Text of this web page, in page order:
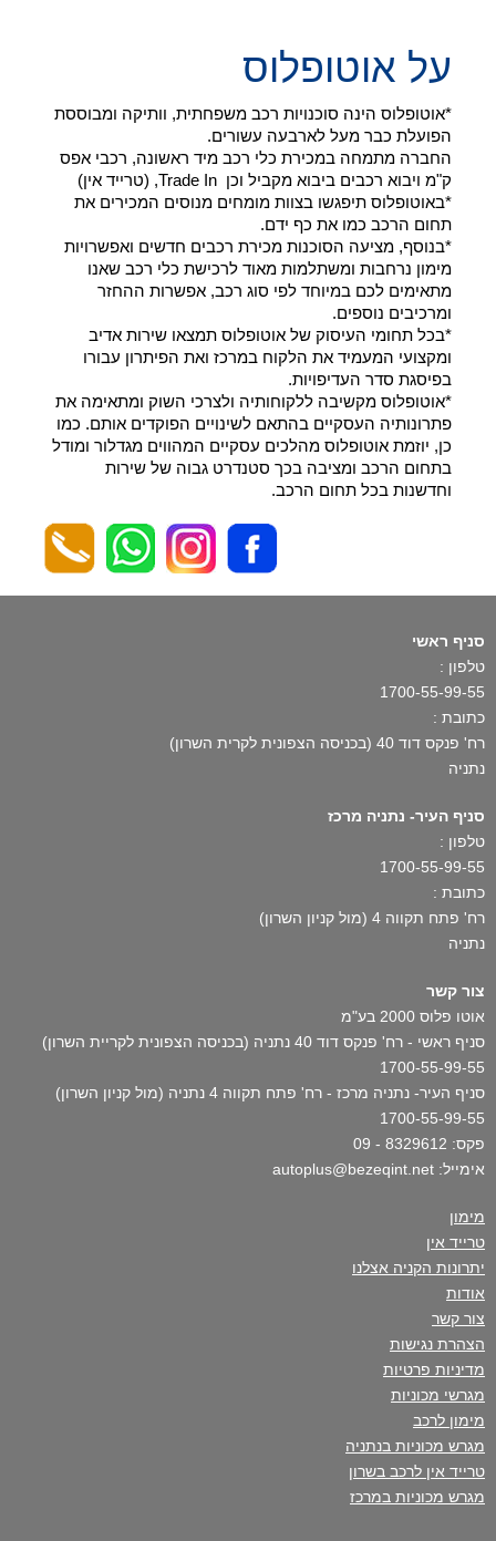
על אוטופלוס
*אוטופלוס הינה סוכנויות רכב משפחתית, וותיקה ומבוססת
הפועלת כבר מעל לארבעה עשורים.
החברה מתמחה במכירת כלי רכב מיד ראשונה, רכבי אפס
ק"מ ויבוא רכבים ביבוא מקביל וכן Trade In, (טרייד אין)
*באוטופלוס תיפגשו בצוות מומחים מנוסים המכירים את
תחום הרכב כמו את כף ידם.
*בנוסף, מציעה הסוכנות מכירת רכבים חדשים ואפשרויות
מימון נרחבות ומשתלמות מאוד לרכישת כלי רכב שאנו
מתאימים לכם במיוחד לפי סוג רכב, אפשרות ההחזר
ומרכיבים נוספים.
*בכל תחומי העיסוק של אוטופלוס תמצאו שירות אדיב
ומקצועי המעמיד את הלקוח במרכז ואת הפיתרון עבורו
בפיסגת סדר העדיפויות.
*אוטופלוס מקשיבה ללקוחותיה ולצרכי השוק ומתאימה את
פתרונותיה העסקיים בהתאם לשינויים הפוקדים אותם. כמו
כן, יוזמת אוטופלוס מהלכים עסקיים המהווים מגדלור ומודל
בתחום הרכב ומציבה בכך סטנדרט גבוה של שירות
וחדשנות בכל תחום הרכב.
סניף ראשי
טלפון :
1700-55-99-55
כתובת :
רח' פנקס דוד 40 (בכניסה הצפונית לקרית השרון)
נתניה
סניף העיר- נתניה מרכז
טלפון :
1700-55-99-55
כתובת :
רח' פתח תקווה 4 (מול קניון השרון)
נתניה
צור קשר
אוטו פלוס 2000 בע"מ
סניף ראשי - רח' פנקס דוד 40 נתניה (בכניסה הצפונית לקריית השרון)
1700-55-99-55
סניף העיר- נתניה מרכז - רח' פתח תקווה 4 נתניה (מול קניון השרון)
1700-55-99-55
פקס: 8329612 - 09
אימייל: autoplus@bezeqint.net
מימון
טרייד אין
יתרונות הקניה אצלנו
אודות
צור קשר
הצהרת נגישות
מדיניות פרטיות
מגרשי מכוניות
מימון לרכב
מגרש מכוניות בנתניה
טרייד אין לרכב בשרון
מגרש מכוניות במרכז